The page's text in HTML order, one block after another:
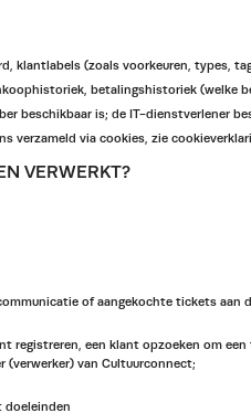
klantlabels (zoals voorkeuren, types,
betalingshistoriek (welke
beschikbaar is; de IT-dienstverlener
verzameld via cookies, zie
VERWERKT?
of aangekochte tickets aan
registreren, een klant opzoeken om
(verwerker) van Cultuurconnect;
doeleinden